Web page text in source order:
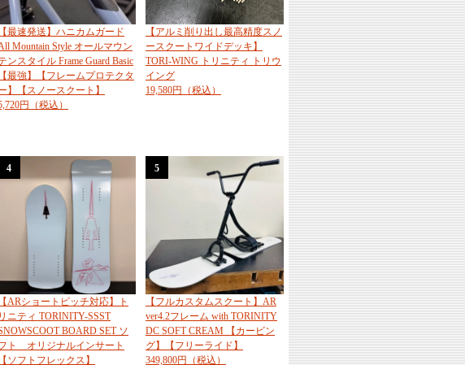
【最速発送】ハニカムガード
Mountain Style オールマウン
ンスタイル Frame Guard Basic
【最強】【フレームプロテクタ
】【スノースクート】
円（税込）
【アルミ削り出し最高精度スノ
ースクートワイドデッキ】
TORI-WING トリニティ トリウ
イング
19,580円（税込）
4
【ARショートピッチ対応】ト
リニティ TORINITY-SSST
BOARD SET ソ
ト オリジナルインサート
【ソフトフレックス】
5
【フルカスタムスクート】AR
ver4.2フレーム with TORINITY
DC SOFT CREAM 【カービン
グ】【フリーライド】
349,800円（税込）